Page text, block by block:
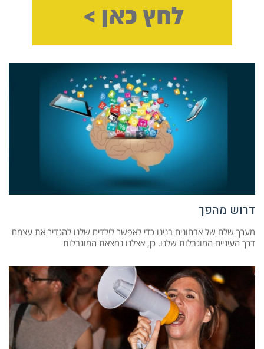
דרוש מהפך
מערך שלם של אבחונים בנינו כדי לאפשר לילדים שלנו להגדיר את עצמם
דרך העיניים המוגבלות שלנו. כן, אצלנו נמצאת המוגבלות